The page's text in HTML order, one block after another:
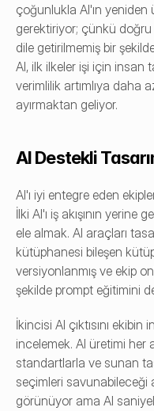
çoğunlukla AI'ın
gerektiriyor; çünkü doğru
dile getirilmemiş bir
AI, ilk ilkeler işi için insan
verimlilik artımlıya daha
ayırmaktan geliyor.
AI Destekli
AI'ı iyi entegre eden
İlki AI'ı iş akışının yerine
ele almak. AI araçları
kütüphanesi bileşen
versiyonlanmış ve ekip
şekilde prompt eğitimini
İkincisi AI çıktısını ekibin
incelemek. AI üretimi her
standartlarla ve sunan
seçimleri savunabileceği
görünüyor ama AI